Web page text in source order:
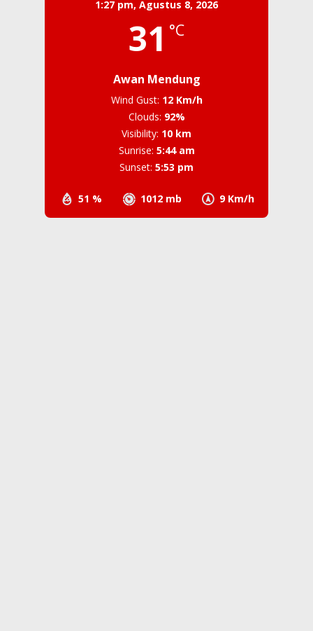
1:27 pm, Agustus 8, 2026
31 °C
Awan Mendung
51 % 1012 mb 9 Km/h
Wind Gust: 12 Km/h
Clouds: 92%
Visibility: 10 km
Sunrise: 5:44 am
Sunset: 5:53 pm